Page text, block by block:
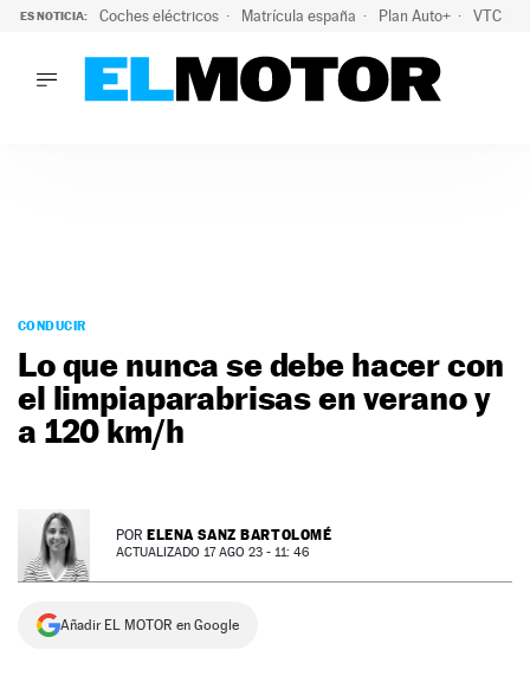
ES NOTICIA: Coches eléctricos Matrícula españa Plan Auto+ VTC
PODCAST
MOTOS
TECNOLOGÍA
SUPERCOCHES
SERVICIOS
NEWSLETTER
SÍGUENOS
CONDUCIR
Lo que nunca se debe hacer con
el limpiaparabrisas en verano y
a 120 km/h
POR ELENA SANZ BARTOLOMÉ
ACTUALIZADO 17 AGO 23 - 11: 46
Añadir EL MOTOR en Google